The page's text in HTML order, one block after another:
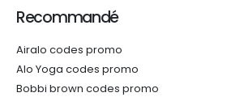
Recommandé
Airalo codes promo
Alo Yoga codes promo
Bobbi brown codes promo